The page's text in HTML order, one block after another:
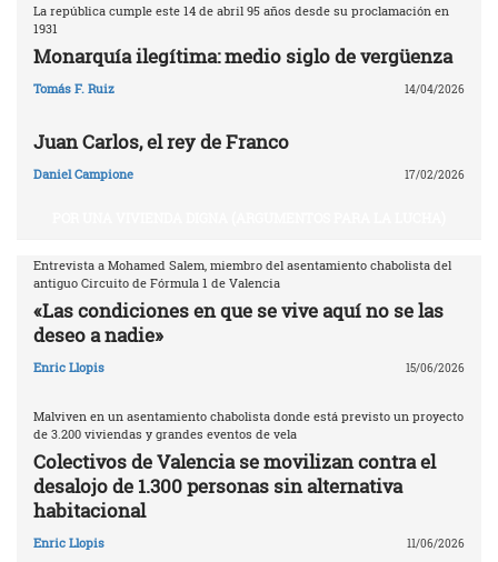
La república cumple este 14 de abril 95 años desde su proclamación en
1931
Monarquía ilegítima: medio siglo de vergüenza
Tomás F. Ruiz 14/04/2026
Juan Carlos, el rey de Franco
Daniel Campione 17/02/2026
Entrevista a Mohamed Salem, miembro del asentamiento chabolista del
antiguo Circuito de Fórmula 1 de Valencia
«Las condiciones en que se vive aquí no se las
deseo a nadie»
Enric Llopis 15/06/2026
Malviven en un asentamiento chabolista donde está previsto un proyecto
de 3.200 viviendas y grandes eventos de vela
Colectivos de Valencia se movilizan contra el
desalojo de 1.300 personas sin alternativa
habitacional
Enric Llopis 11/06/2026